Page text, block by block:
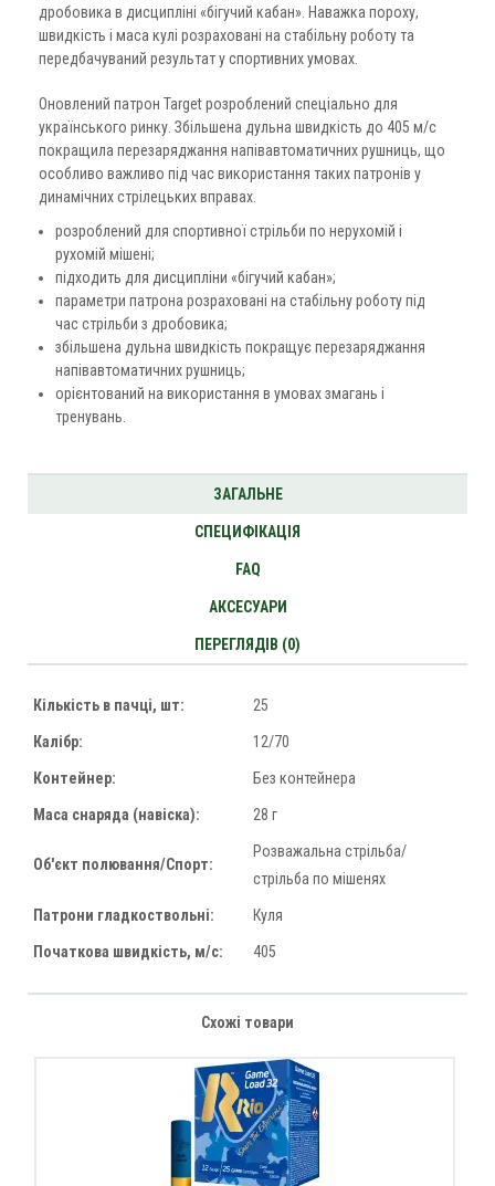
дробовика в дисципліні «бігучий кабан». Наважка пороху,
швидкість і маса кулі розраховані на стабільну роботу та
передбачуваний результат у спортивних умовах.
Оновлений патрон Target розроблений спеціально для
українського ринку. Збільшена дульна швидкість до 405 м/с
покращила перезаряджання напівавтоматичних рушниць, що
особливо важливо під час використання таких патронів у
динамічних стрілецьких вправах.
розроблений для спортивної стрільби по нерухомій і
рухомій мішені;
підходить для дисципліни «бігучий кабан»;
параметри патрона розраховані на стабільну роботу під
час стрільби з дробовика;
збільшена дульна швидкість покращує перезаряджання
напівавтоматичних рушниць;
орієнтований на використання в умовах змагань і
тренувань.
ЗАГАЛЬНЕ
СПЕЦИФІКАЦІЯ
FAQ
АКСЕСУАРИ
ПЕРЕГЛЯДІВ (0)
Кількість в пачці, шт: 25
Калібр: 12/70
Контейнер: Без контейнера
Маса снаряда (навіска): 28 г
Об'єкт полювання/Спорт:
Розважальна стрільба/
стрільба по мішенях
Патрони гладкоствольні: Куля
Початкова швидкість, м/с: 405
Схожі товари